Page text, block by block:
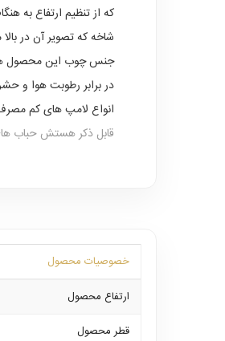
که از تنظیم ارتفاع به
شاخه که تصویر آن در بالا مشاهده میشود در تعداد شاخه های 4 و 8 نیز به
جنس چوب این محصول
انواع لامپ های کم
قابل ذکر هستش حباب
خصوصیات محصول
ارتفاع محصول
قطر محصول